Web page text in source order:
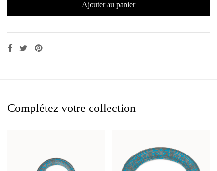
Ajouter au panier
Complétez votre collection